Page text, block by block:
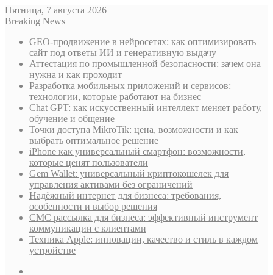
Пятница, 7 августа 2026
Breaking News
GEO-продвижение в нейросетях: как оптимизировать
сайт под ответы ИИ и генеративную выдачу
Аттестация по промышленной безопасности: зачем она
нужна и как проходит
Разработка мобильных приложений и сервисов:
технологии, которые работают на бизнес
Chat GPT: как искусственный интеллект меняет работу,
обучение и общение
Точки доступа MikroTik: цена, возможности и как
выбрать оптимальное решение
iPhone как универсальный смартфон: возможности,
которые ценят пользователи
Gem Wallet: универсальный криптокошелек для
управления активами без ограничений
Надёжный интернет для бизнеса: требования,
особенности и выбор решения
СМС рассылка для бизнеса: эффективный инструмент
коммуникации с клиентами
Техника Apple: инновации, качество и стиль в каждом
устройстве